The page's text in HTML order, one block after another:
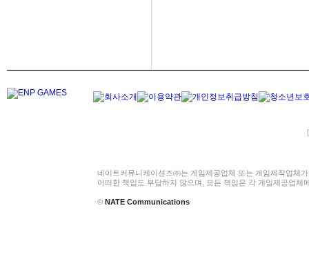
네이트커뮤니케이션즈㈜는 게임제공업체 또는 게임제작업체
어떠한 책임도 부담하지 않으며, 모든 책임은 각 게임제공업체
© NATE Communications